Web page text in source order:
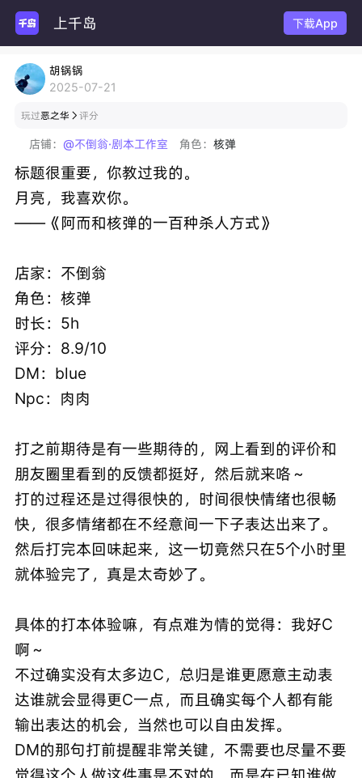
上千岛 下载App
胡锅锅
2025-07-21
玩过恶之华  评分
店铺： @不倒翁·剧本工作室 角色：核弹
标题很重要，你教过我的。
月亮，我喜欢你。
——《阿而和核弹的一百种杀人方式》
店家：不倒翁
角色：核弹
时长：5h
评分：8.9/10
DM：blue
Npc：肉肉
打之前期待是有一些期待的，网上看到的评价和
朋友圈里看到的反馈都挺好，然后就来咯～
打的过程还是过得很快的，时间很快情绪也很畅
快，很多情绪都在不经意间一下子表达出来了。
然后打完本回味起来，这一切竟然只在5个小时里
就体验完了，真是太奇妙了。
具体的打本体验嘛，有点难为情的觉得：我好C
啊～
不过确实没有太多边C，总归是谁更愿意主动表
达谁就会显得更C一点，而且确实每个人都有能
输出表达的机会，当然也可以自由发挥。
DM的那句打前提醒非常关键，不需要也尽量不要